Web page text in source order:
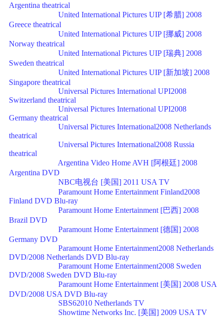
Argentina theatrical
United International Pictures UIP [希腊] 2008
Greece theatrical
United International Pictures UIP [挪威] 2008
Norway theatrical
United International Pictures UIP [瑞典] 2008
Sweden theatrical
United International Pictures UIP [新加坡] 2008
Singapore theatrical
Universal Pictures International UPI2008
Switzerland theatrical
Universal Pictures International UPI2008
Germany theatrical
Universal Pictures International2008 Netherlands
theatrical
Universal Pictures International2008 Russia
theatrical
Argentina Video Home AVH [阿根廷] 2008
Argentina DVD
NBC电视台 [美国] 2011 USA TV
Paramount Home Entertainment Finland2008
Finland DVD Blu-ray
Paramount Home Entertainment [巴西] 2008
Brazil DVD
Paramount Home Entertainment [德国] 2008
Germany DVD
Paramount Home Entertainment2008 Netherlands
DVD/2008 Netherlands DVD Blu-ray
Paramount Home Entertainment2008 Sweden
DVD/2008 Sweden DVD Blu-ray
Paramount Home Entertainment [美国] 2008 USA
DVD/2008 USA DVD Blu-ray
SBS62010 Netherlands TV
Showtime Networks Inc. [美国] 2009 USA TV